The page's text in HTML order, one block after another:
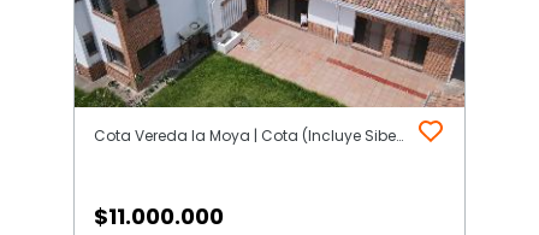
Cota Vereda la Moya | Cota (Incluye Siberia)
$11.000.000